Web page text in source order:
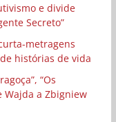
e divide
Secreto”
metragens
histórias de vida
“Os
Wajda a Zbigniew